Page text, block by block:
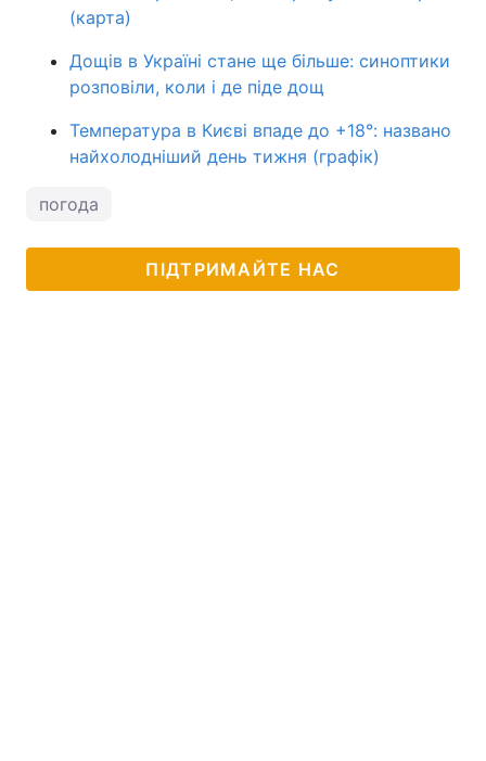
(карта)
Дощів в Україні стане ще більше: синоптики
розповіли, коли і де піде дощ
Температура в Києві впаде до +18°: названо
найхолодніший день тижня (графік)
погода
ПІДТРИМАЙТЕ НАС